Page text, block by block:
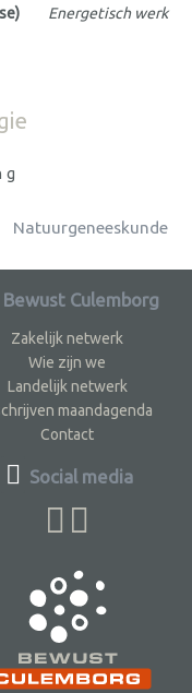
Energetisch werk
Natuurgeneeskunde
Bewust Culemborg
Zakelijk netwerk
Wie zijn we
Landelijk netwerk
maandagenda
Contact
Social media